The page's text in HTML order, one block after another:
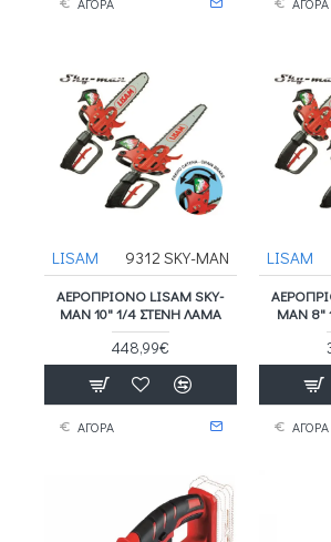
LISAM 9312 SKY-MAN
ΑΕΡΟΠΡΙΟΝΟ LISAM SKY-
MAN 10" 1/4 ΣΤΕΝΗ ΛΑΜΑ
448,99€
ΑΓΟΡΑ
LISAM
MAN
ΑΓΟΡΑ